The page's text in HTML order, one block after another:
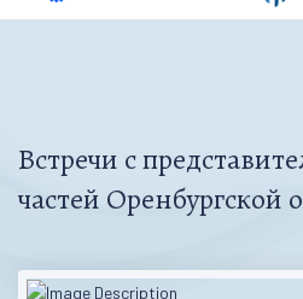
Встречи с
частей